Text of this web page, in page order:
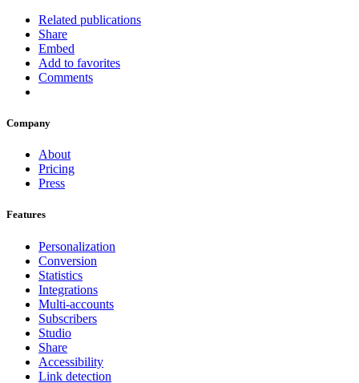
Related publications
Share
Embed
Add to favorites
Comments
Company
About
Pricing
Press
Features
Personalization
Conversion
Statistics
Integrations
Multi-accounts
Subscribers
Studio
Share
Accessibility
Link detection